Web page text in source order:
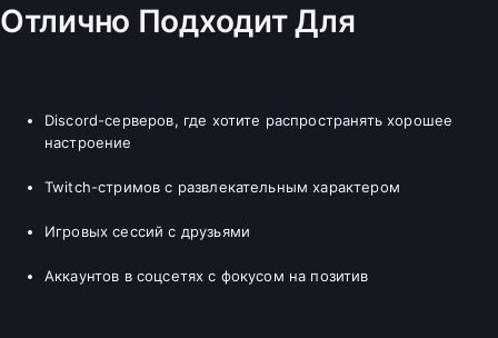
Отлично Подходит Для
Discord-серверов, где хотите распространять хорошее
настроение
Twitch-стримов с развлекательным характером
Игровых сессий с друзьями
Аккаунтов в соцсетях с фокусом на позитив